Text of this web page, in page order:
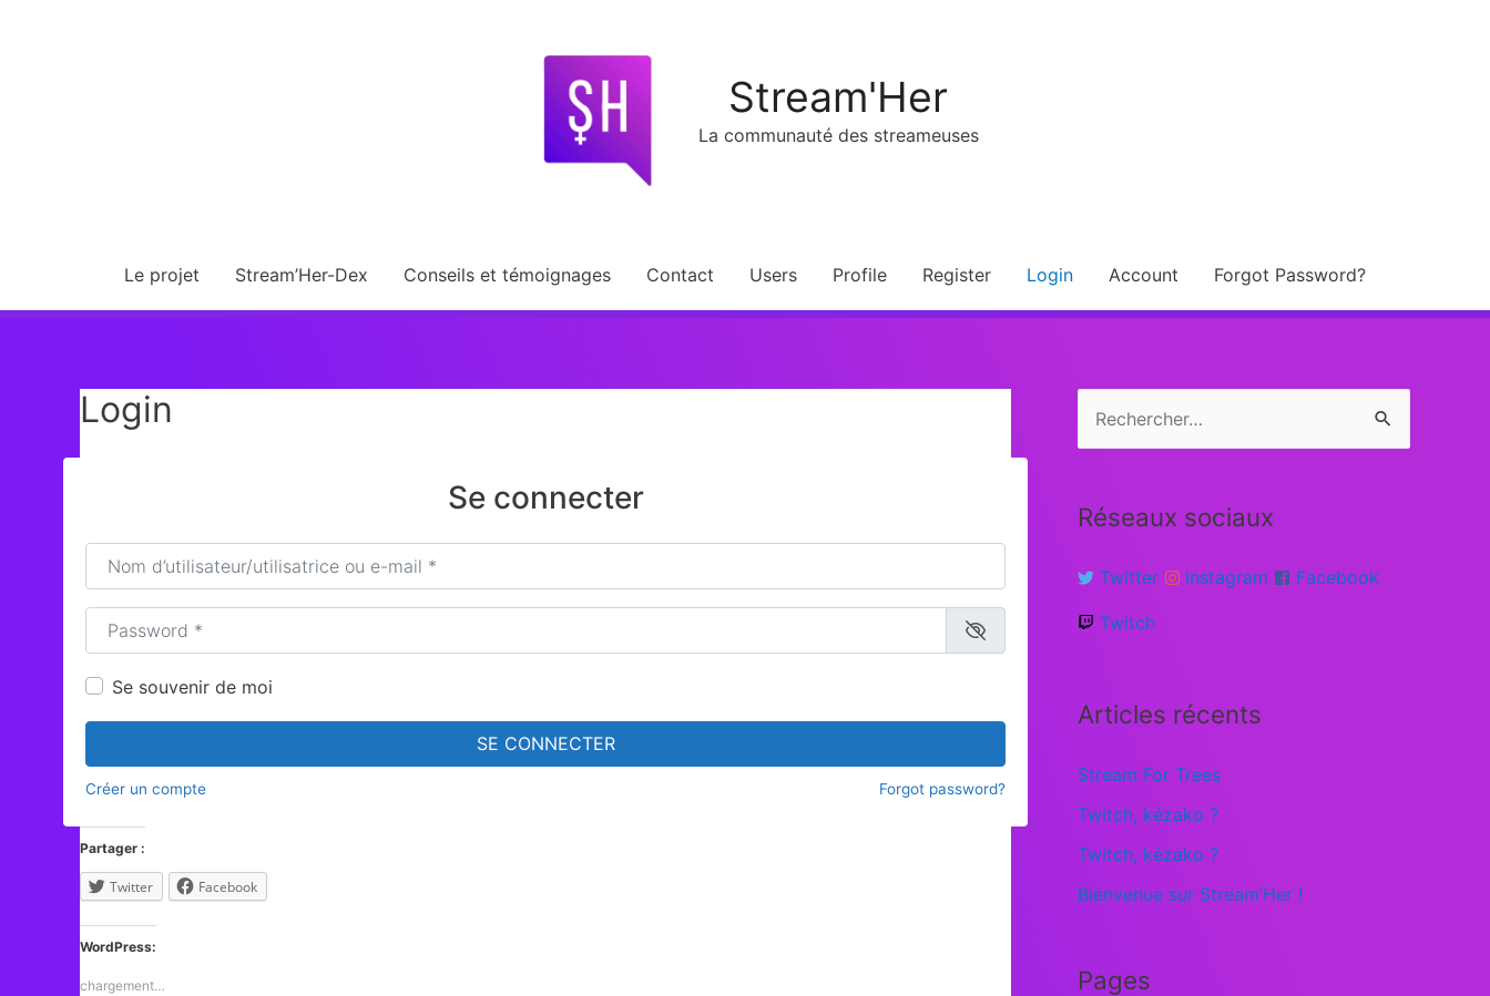
Stream'Her
La communauté des streameuses
Le projet Stream’Her-Dex Conseils et témoignages Contact Users Profile Register Login Account Forgot Password?
Login
Se connecter
Nom d’utilisateur/utilisatrice ou e-mail*
Password*
Se souvenir de moi
SE CONNECTER
Créer un compte Forgot password?
Partager :
Twitter Facebook
WordPress:
chargement…
Réseaux sociaux
Twitter Instagram Facebook
Twitch
Articles récents
Stream For Trees
Twitch, kézako ?
Twitch, kézako ?
Bienvenue sur Stream’Her !
Pages